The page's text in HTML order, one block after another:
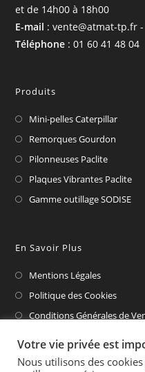
et de 14h00 à 18h00
E-mail : vente@atmat-tp.fr -
Téléphone : 01 60 41 48 04
Produits
Mini-pelles Caterpillar
Remorques Gourdon
Pilonneuses Paclite
Plaques Vibrantes Paclite
Gamme outillage SODISE
En Savoir Plus
Mentions Légales
Politique des Cookies
Conditions Générales de
Votre vie privée est
Nous utilisons des